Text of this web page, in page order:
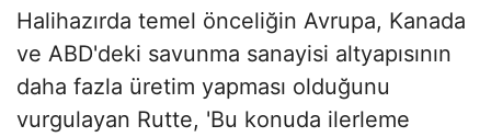
Halihazırda temel önceliğin Avrupa, Kanada
ve ABD'deki savunma sanayisi altyapısının
daha fazla üretim yapması olduğunu
vurgulayan Rutte, 'Bu konuda ilerleme